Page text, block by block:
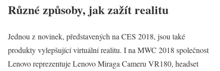
Různé způsoby, jak zažít realitu
Jednou z novinek, představených na CES 2018, jsou také
produkty vylepšující virtuální realitu. I na MWC 2018 společnost
Lenovo reprezentuje Lenovo Miraga Cameru VR180, headset